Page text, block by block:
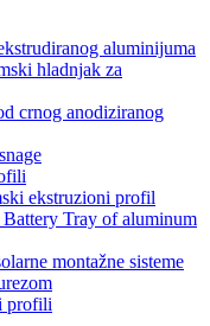
aluminijuma
hladnjak za
crnog anodiziranog
ekstruzioni profil
Tray of aluminum
montažne sisteme
profili